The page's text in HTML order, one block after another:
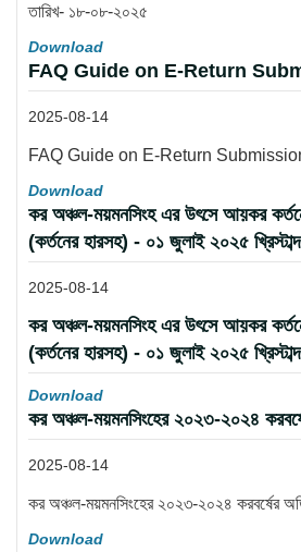
তারিখ- ১৮-০৮-২০২৫
Download
FAQ Guide on E-Return
2025-08-14
FAQ Guide on E-Return
Download
কর অঞ্চল-ময়মনসিংহ এর উৎসে আয়কর
(কর্তনের হারসহ) - ০১ জুলাই ২০২৫
2025-08-14
কর অঞ্চল-ময়মনসিংহ এর উৎসে আয়কর
(কর্তনের হারসহ) - ০১ জুলাই ২০২৫
Download
কর অঞ্চল-ময়মনসিংহের ২০২৩-২০২৪
2025-08-14
কর অঞ্চল-ময়মনসিংহের ২০২৩-২০২৪ করবর্ষের
Download